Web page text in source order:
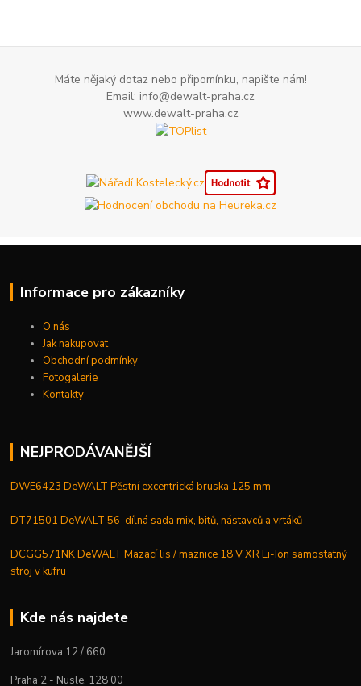
Máte nějaký dotaz nebo připomínku, napište nám!
Email: info@dewalt-praha.cz
www.dewalt-praha.cz
Informace pro zákazníky
O nás
Jak nakupovat
Obchodní podmínky
Fotogalerie
Kontakty
NEJPRODÁVANĚJŠÍ
DWE6423 DeWALT Pěstní excentrická bruska 125 mm
DT71501 DeWALT 56-dílná sada mix, bitů, nástavců a vrtáků
DCGG571NK DeWALT Mazací lis / maznice 18 V XR Li-Ion samostatný
stroj v kufru
Kde nás najdete
Jaromírova 12 / 660
Praha 2 - Nusle, 128 00